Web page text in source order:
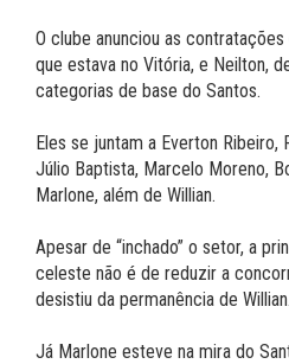
O clube anunciou as
que estava no Vitória, e Neilton,
categorias de base do Santos.
Eles se juntam a Everton Ribeiro,
Júlio Baptista, Marcelo Moreno,
Marlone, além de Willian.
Apesar de “inchado” o setor, a
celeste não é de reduzir a
desistiu da permanência de Willian.
Já Marlone esteve na mira do